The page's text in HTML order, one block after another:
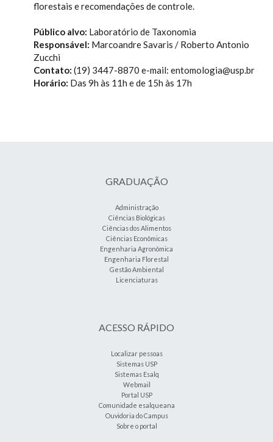
florestais e recomendações de controle.
Público alvo: Laboratório de Taxonomia
Responsável: Marcoandre Savaris / Roberto Antonio
Zucchi
Contato: (19) 3447-8870 e-mail: entomologia@usp.br
Horário: Das 9h às 11h e de 15h às 17h
GRADUAÇÃO
Administração
Ciências Biológicas
Ciências dos Alimentos
Ciências Econômicas
Engenharia Agronômica
Engenharia Florestal
Gestão Ambiental
Licenciaturas
ACESSO RÁPIDO
Localizar pessoas
Sistemas USP
Sistemas Esalq
Webmail
Portal USP
Comunidade esalqueana
Ouvidoria do Campus
Sobre o portal